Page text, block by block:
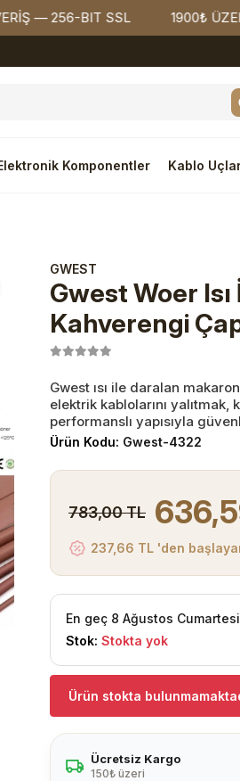
BIT SSL 1900₺ ÜZERİ
Komponentler Kablo
GWEST
Gwest Woer
Kahverengi
Gwest ısı ile daralan
elektrik kablolarını
performanslı yapısıyla
Ürün Kodu: Gwest-4322
783,00 TL
237,66 TL 'den
En geç 8 Ağustos
Stok: Stokta yok
Ürün stokta
Ücretsiz Kargo
150₺ üzeri